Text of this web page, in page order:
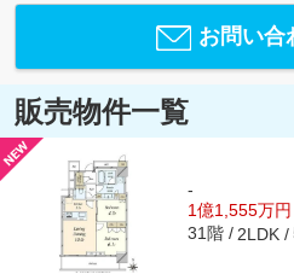
お問い合
販売物件一覧
-
1億1,555万円
31階 2LDK